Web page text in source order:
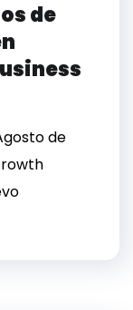
de
de